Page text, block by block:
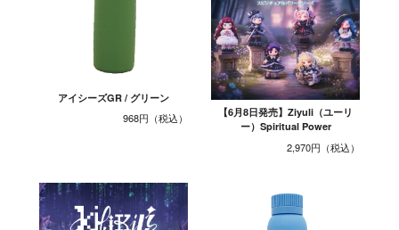
アイシーズGR / グリーン
968円
【6月8日発売】Ziyuli（ユーリ
ー）Spiritual Power
2,970円